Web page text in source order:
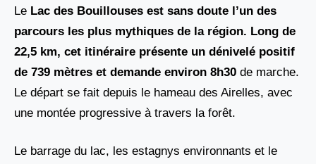
Le Lac des Bouillouses est sans doute l’un des
parcours les plus mythiques de la région. Long de
22,5 km, cet itinéraire présente un dénivelé positif
de 739 mètres et demande environ 8h30 de marche.
Le départ se fait depuis le hameau des Airelles, avec
une montée progressive à travers la forêt.
Le barrage du lac, les estagnys environnants et le